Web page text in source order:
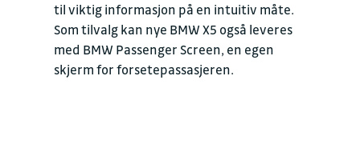
til viktig informasjon på en intuitiv måte.
Som tilvalg kan nye BMW X5 også leveres
med BMW Passenger Screen, en egen
skjerm for forsetepassasjeren.